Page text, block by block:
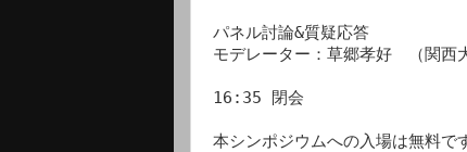
パネル討論&質疑応答
モデレーター：草郷孝好　（関西
16:35 閉会
本シンポジウムへの入場は無料で